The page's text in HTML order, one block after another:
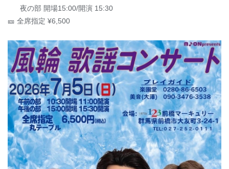
夜の部 開場15:00/開演 15:30
🎫 全席指定 ¥6,500